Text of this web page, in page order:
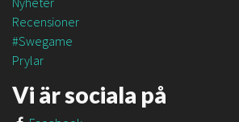
Recensioner
#Swegame
Prylar
Vi är sociala på